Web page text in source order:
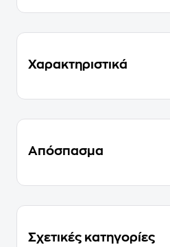
Χαρακτηριστικά
Απόσπασμα
Σχετικές κατηγορίες